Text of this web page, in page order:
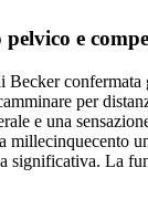
e
per
e una
La